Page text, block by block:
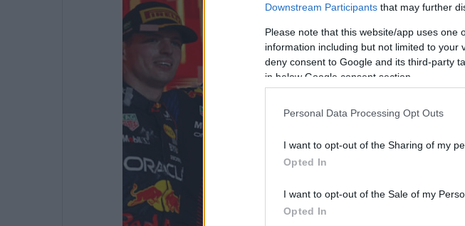
Downstream Participants that may further
Please note that this website/app uses
information including but not limited to your
deny consent to Google and its third-party
in below Google consent section.
Personal Data Processing Opt Outs
I want to opt-out of the Sharing of my
Opted In
I want to opt-out of the Sale of my
Opted In